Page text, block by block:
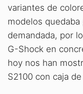
variantes de
modelos
demandada, por
G-Shock en
hoy nos han
S2100 con caja